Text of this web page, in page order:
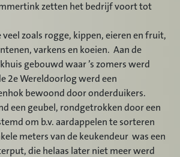
zetten het bedrijf voort tot
zoals rogge, kippen, eieren en fruit,
varkens en koeien. Aan de
gebouwd waar ’s zomers werd
2e Wereldoorlog werd een
bewoond door onderduikers.
een geubel, rondgetrokken door een
om b.v. aardappelen te sorteren
meters van de keukendeur was een
die helaas later niet meer werd